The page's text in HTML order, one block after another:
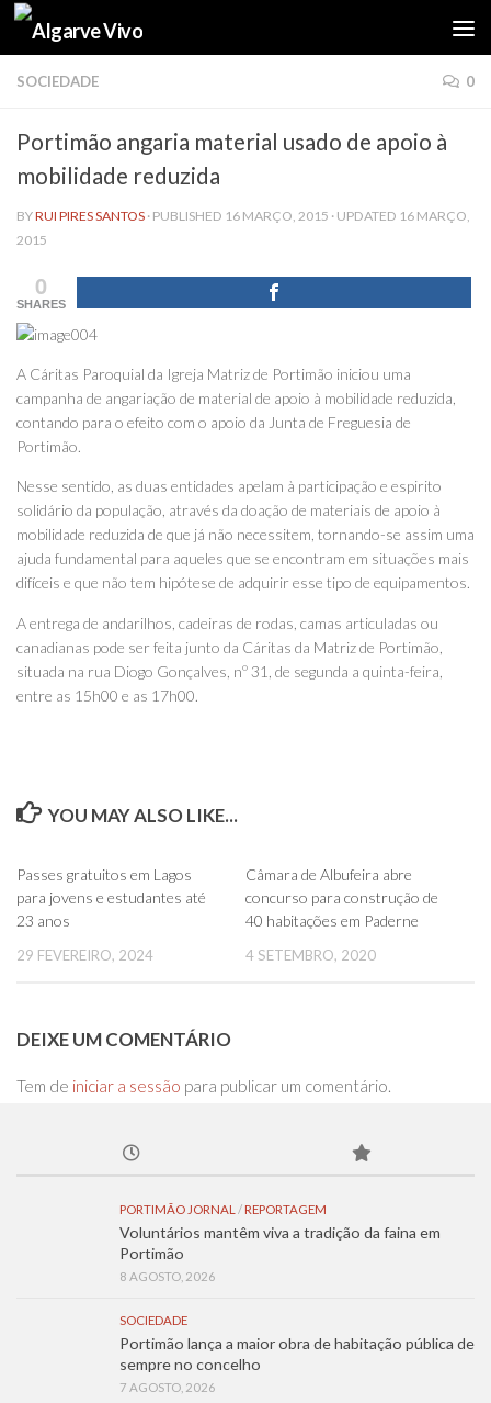
Skip to content
SOCIEDADE 0
Portimão angaria material usado de apoio à
mobilidade reduzida
BYRUI PIRES SANTOS · PUBLISHED 16 MARÇO, 2015 · UPDATED 16 MARÇO,
2015
0
SHARES
A Cáritas Paroquial da Igreja Matriz de Portimão iniciou uma
campanha de angariação de material de apoio à mobilidade reduzida,
contando para o efeito com o apoio da Junta de Freguesia de
Portimão.
Nesse sentido, as duas entidades apelam à participação e espirito
solidário da população, através da doação de materiais de apoio à
mobilidade reduzida de que já não necessitem, tornando-se assim uma
ajuda fundamental para aqueles que se encontram em situações mais
difíceis e que não tem hipótese de adquirir esse tipo de equipamentos.
A entrega de andarilhos, cadeiras de rodas, camas articuladas ou
canadianas pode ser feita junto da Cáritas da Matriz de Portimão,
situada na rua Diogo Gonçalves, nº 31, de segunda a quinta-feira,
entre as 15h00 e as 17h00.
YOU MAY ALSO LIKE...
Passes gratuitos em Lagos
para jovens e estudantes até
23 anos
29 FEVEREIRO, 2024
Câmara de Albufeira abre
concurso para construção de
40 habitações em Paderne
4 SETEMBRO, 2020
DEIXE UM COMENTÁRIO
Tem de iniciar a sessão para publicar um comentário.
PORTIMÃO JORNAL / REPORTAGEM
Voluntários mantêm viva a tradição da faina em
Portimão
8 AGOSTO, 2026
SOCIEDADE
Portimão lança a maior obra de habitação pública de
sempre no concelho
7 AGOSTO, 2026